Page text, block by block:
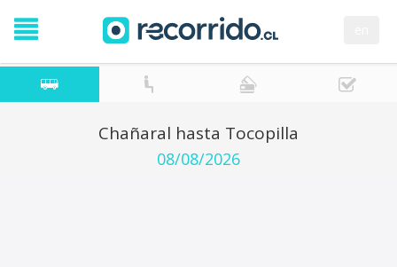
Chañaral hasta Tocopilla
08/08/2026